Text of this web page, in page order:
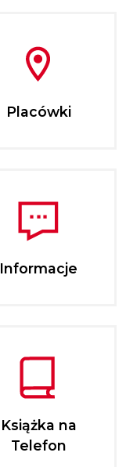
Placówki
Informacje
Książka na
Telefon